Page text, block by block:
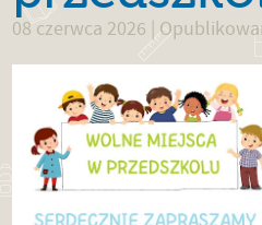
08 czerwca 2026 |